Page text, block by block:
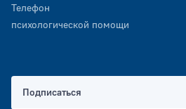
Телефон
психологической помощи
Подписаться